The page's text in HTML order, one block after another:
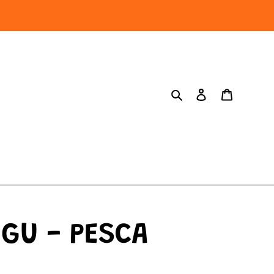
CercaAccedi
- PESCA